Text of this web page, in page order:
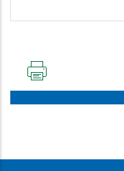
PÁGINA